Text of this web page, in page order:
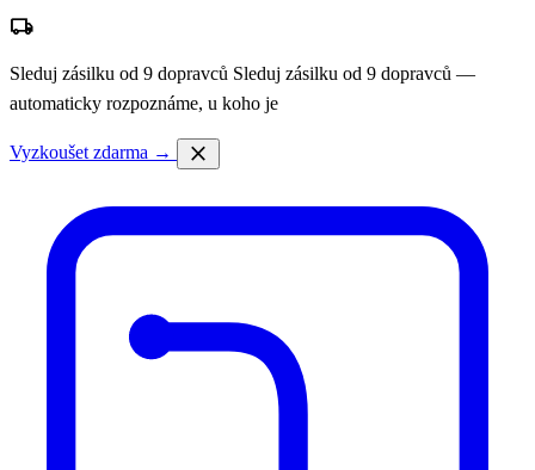
local_shipping
Sleduj zásilku od 9 dopravců Sleduj zásilku od 9 dopravců —
automaticky rozpoznáme, u koho je
Vyzkoušet zdarma → close